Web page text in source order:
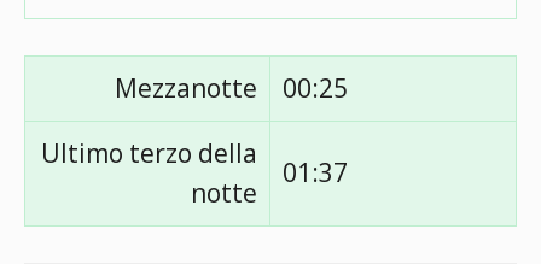
Mezzanotte
00:25
Ultimo terzo della
notte
01:37